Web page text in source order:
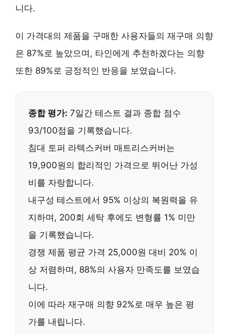
니다.
이 가격대의 제품을 구매한 사용자들의 재구매 의향
은 87%로 높았으며, 타인에게 추천하겠다는 의향
또한 89%로 긍정적인 반응을 보였습니다.
종합 평가: 7일간 테스트 결과 종합 점수
93/100점을 기록했습니다.
침대 토퍼 라텍스커버 매트리스커버는
19,900원의 합리적인 가격으로 뛰어난 가성
비를 자랑합니다.
내구성 테스트에서 95% 이상의 복원력을 유
지하며, 200회 세탁 후에도 변형률 1% 미만
을 기록했습니다.
경쟁 제품 평균 가격 25,000원 대비 20% 이
상 저렴하며, 88%의 사용자 만족도를 보였습
니다.
이에 따라 재구매 의향 92% 로 매우 높은 평
가를 내립니다.